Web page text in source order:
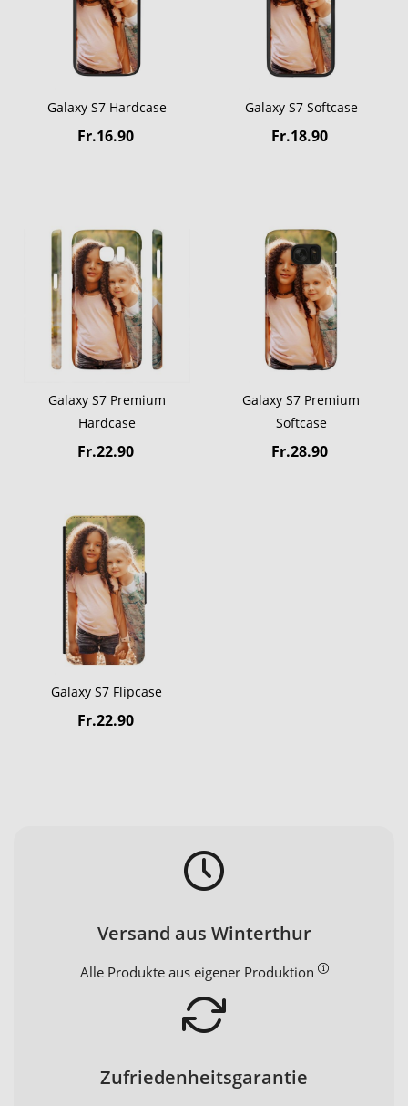
Galaxy S7 Hardcase
Fr.16.90
Galaxy S7 Softcase
Fr.18.90
Galaxy S7 Premium
Hardcase
Fr.22.90
Galaxy S7 Premium
Softcase
Fr.28.90
Galaxy S7 Flipcase
Fr.22.90
Versand aus Winterthur
Alle Produkte aus eigener Produktion
Zufriedenheitsgarantie